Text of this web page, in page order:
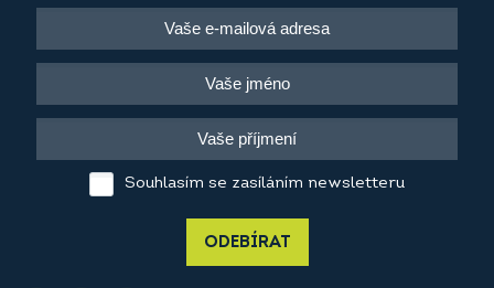
Souhlasím se zasíláním newsletteru
ODEBÍRAT